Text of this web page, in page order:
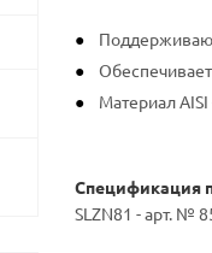
Материал AISI
Спецификация
SLZN81 - арт. №